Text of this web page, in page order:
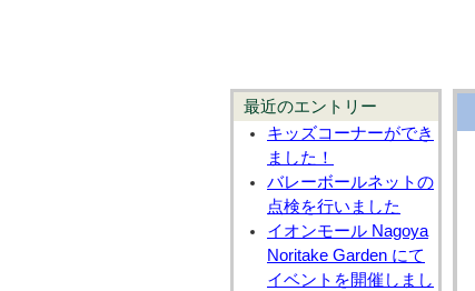
最近のエントリー
キッズコーナーができ
ました！
バレーボールネットの
点検を行いました
イオンモール Nagoya
Noritake Garden にて
イベントを開催しまし